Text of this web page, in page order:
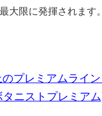
大限に発揮されます。
プレミアムライ
ニストプレミアム